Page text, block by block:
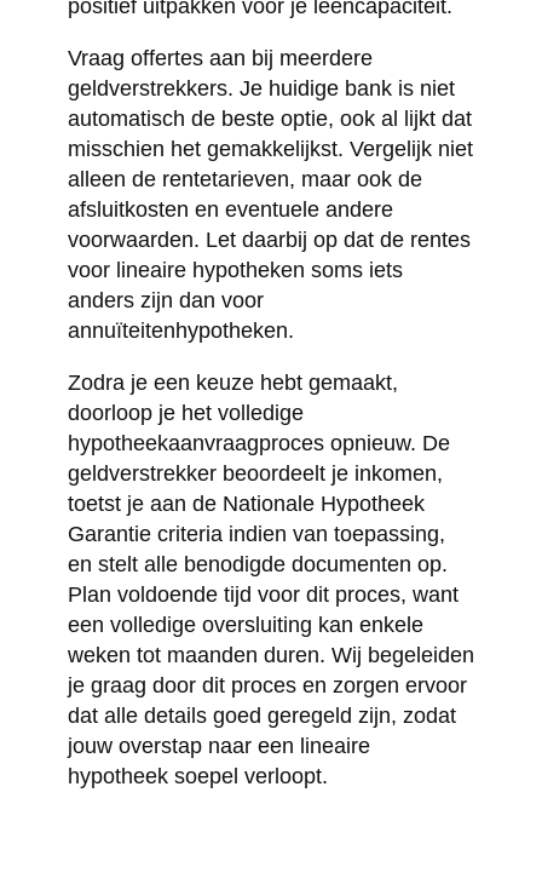
positief uitpakken voor je leencapaciteit.
Vraag offertes aan bij meerdere
geldverstrekkers. Je huidige bank is niet
automatisch de beste optie, ook al lijkt dat
misschien het gemakkelijkst. Vergelijk niet
alleen de rentetarieven, maar ook de
afsluitkosten en eventuele andere
voorwaarden. Let daarbij op dat de rentes
voor lineaire hypotheken soms iets
anders zijn dan voor
annuïteitenhypotheken.
Zodra je een keuze hebt gemaakt,
doorloop je het volledige
hypotheekaanvraagproces opnieuw. De
geldverstrekker beoordeelt je inkomen,
toetst je aan de Nationale Hypotheek
Garantie criteria indien van toepassing,
en stelt alle benodigde documenten op.
Plan voldoende tijd voor dit proces, want
een volledige oversluiting kan enkele
weken tot maanden duren. Wij begeleiden
je graag door dit proces en zorgen ervoor
dat alle details goed geregeld zijn, zodat
jouw overstap naar een lineaire
hypotheek soepel verloopt.